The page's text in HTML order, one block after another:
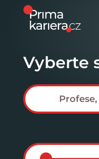
Vyberte